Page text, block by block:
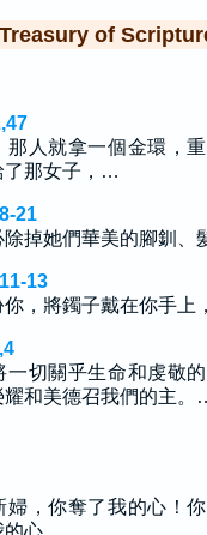
of
那人就拿一個金環，
了那女子，…
21
除掉她們華美的腳釧、
13
你，將鐲子戴在你手
一切關乎生命和虔敬
耀和美德召我們的主。
婦，你奪了我的心！
心。